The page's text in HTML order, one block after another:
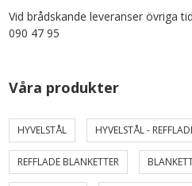
Vid brådskande leveranser övriga
090 47 95
Våra produkter
HYVELSTÅL HYVELSTÅL -
REFFLADE BLANKETTER